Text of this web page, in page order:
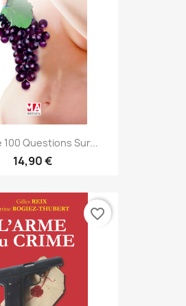
100 Questions Sur...
14,90 €
favorite_border